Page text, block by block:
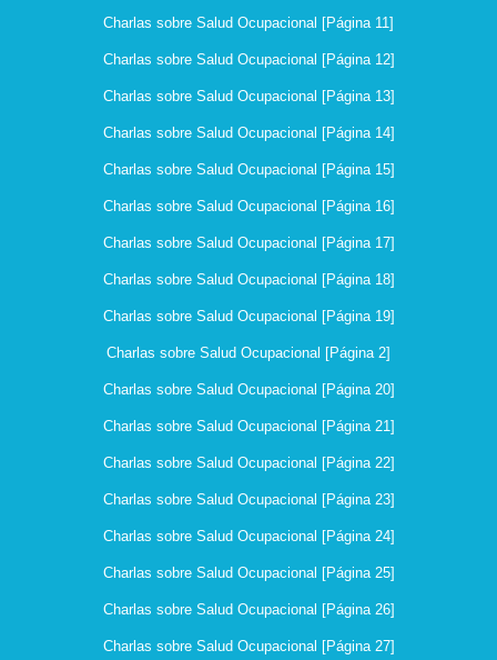
Charlas sobre Salud Ocupacional [Página 11]
Charlas sobre Salud Ocupacional [Página 12]
Charlas sobre Salud Ocupacional [Página 13]
Charlas sobre Salud Ocupacional [Página 14]
Charlas sobre Salud Ocupacional [Página 15]
Charlas sobre Salud Ocupacional [Página 16]
Charlas sobre Salud Ocupacional [Página 17]
Charlas sobre Salud Ocupacional [Página 18]
Charlas sobre Salud Ocupacional [Página 19]
Charlas sobre Salud Ocupacional [Página 2]
Charlas sobre Salud Ocupacional [Página 20]
Charlas sobre Salud Ocupacional [Página 21]
Charlas sobre Salud Ocupacional [Página 22]
Charlas sobre Salud Ocupacional [Página 23]
Charlas sobre Salud Ocupacional [Página 24]
Charlas sobre Salud Ocupacional [Página 25]
Charlas sobre Salud Ocupacional [Página 26]
Charlas sobre Salud Ocupacional [Página 27]